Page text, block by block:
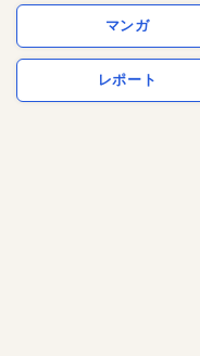
マンガ
レポート